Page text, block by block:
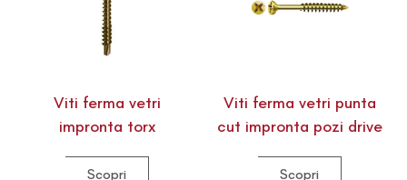
Viti ferma vetri
impronta torx
Scopri
Viti ferma vetri punta
cut impronta pozi drive
Scopri